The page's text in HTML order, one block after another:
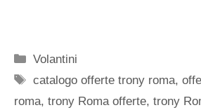
Categorie
Volantini
Tag
catalogo offerte trony roma,
roma, trony Roma offerte, trony